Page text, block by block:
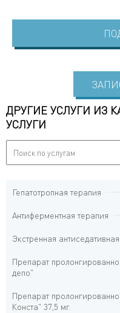
ДРУГИЕ УСЛУГИ ИЗ
УСЛУГИ
Гепатотропная терапия
Антиферментная терапия
Экстренная
Препарат
депо"
Препарат
Конста" 37,5 мг.